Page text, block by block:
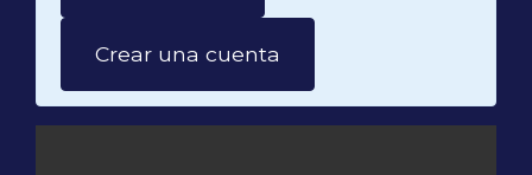
Crear una cuenta